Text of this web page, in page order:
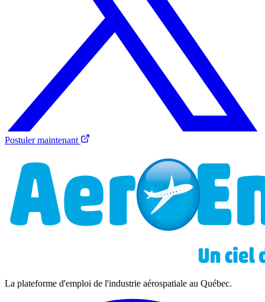
Postuler maintenant
La plateforme d'emploi de l'industrie aérospatiale au Québec.